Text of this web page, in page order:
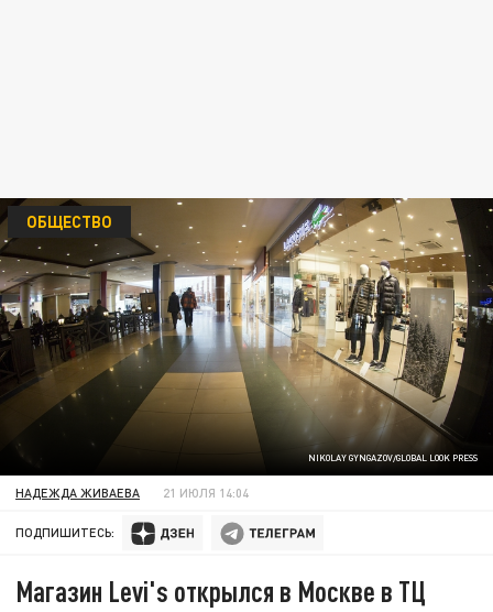
NIKOLAY GYNGAZOV/GLOBAL LOOK PRESS
ОБЩЕСТВО
НАДЕЖДА ЖИВАЕВА 21 ИЮЛЯ 14:04
ПОДПИШИТЕСЬ:
Магазин Levi's открылся в Москве в ТЦ